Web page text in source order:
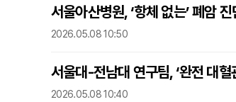
서울아산병원, ‘항체 없는’ 폐암
2026.05.08 10:50
서울대-전남대 연구팀, ‘완전 대
2026.05.08 10:40